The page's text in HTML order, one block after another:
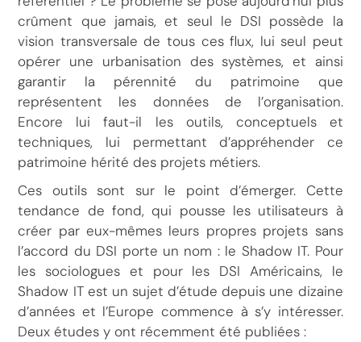
crûment que jamais, et seul le DSI possède la
vision transversale de tous ces flux, lui seul peut
opérer une urbanisation des systèmes, et ainsi
garantir la pérennité du patrimoine que
représentent les données de l’organisation.
Encore lui faut-il les outils, conceptuels et
techniques, lui permettant d’appréhender ce
patrimoine hérité des projets métiers.
Ces outils sont sur le point d’émerger. Cette
tendance de fond, qui pousse les utilisateurs à
créer par eux-mêmes leurs propres projets sans
l’accord du DSI porte un nom : le Shadow IT. Pour
les sociologues et pour les DSI Américains, le
Shadow IT est un sujet d’étude depuis une dizaine
d’années et l’Europe commence à s’y intéresser.
Deux études y ont récemment été publiées :